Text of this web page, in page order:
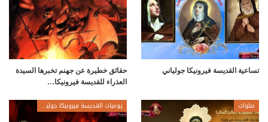
تساعية القديسة فيرونيكا جولياني
حقائق خطيرة عن جهنم تخبرها السيدة
العذراء للقديسة فيرونيكا…
صلوات يوميات القديسة فيرونيكا جولياني